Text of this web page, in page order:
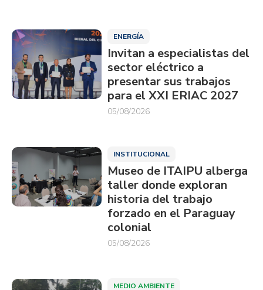
ENERGÍA
Invitan a especialistas del
sector eléctrico a
presentar sus trabajos
para el XXI ERIAC 2027
05/08/2026
INSTITUCIONAL
Museo de ITAIPU alberga
taller donde exploran
historia del trabajo
forzado en el Paraguay
colonial
05/08/2026
MEDIO AMBIENTE